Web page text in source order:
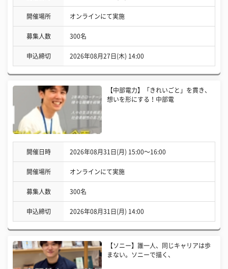
開催場所 オンラインにて実施
募集人数 300名
申込締切 2026年08月27日(木) 14:00
【中部電力】「きれいごと」を貫き、
想いを形にする！中部電
開催日時 2026年08月31日(月) 15:00〜16:00
開催場所 オンラインにて実施
募集人数 300名
申込締切 2026年08月31日(月) 14:00
【ソニー】誰一人、同じキャリアは歩
まない。ソニーで描く、